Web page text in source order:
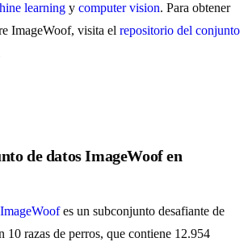
learning y computer vision. Para obtener
ImageWoof, visita el repositorio del conjunto
de datos ImageWoof en
ImageWoofes un subconjunto desafiante de
10 razas de perros, que contiene 12.954